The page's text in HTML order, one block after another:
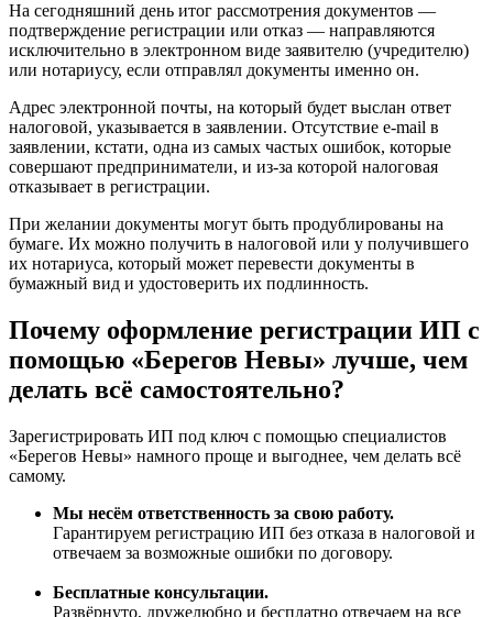
На сегодняшний день итог рассмотрения документов —
подтверждение регистрации или отказ — направляются
исключительно в электронном виде заявителю (учредителю)
или нотариусу, если отправлял документы именно он.
Адрес электронной почты, на который будет выслан ответ
налоговой, указывается в заявлении. Отсутствие e-mail в
заявлении, кстати, одна из самых частых ошибок, которые
совершают предприниматели, и из-за которой налоговая
отказывает в регистрации.
При желании документы могут быть продублированы на
бумаге. Их можно получить в налоговой или у получившего
их нотариуса, который может перевести документы в
бумажный вид и удостоверить их подлинность.
Почему оформление регистрации ИП с
помощью «Берегов Невы» лучше, чем
делать всё самостоятельно?
Зарегистрировать ИП под ключ с помощью специалистов
«Берегов Невы» намного проще и выгоднее, чем делать всё
самому.
Мы несём ответственность за свою работу.
Гарантируем регистрацию ИП без отказа в налоговой и
отвечаем за возможные ошибки по договору.
Бесплатные консультации.
Развёрнуто, дружелюбно и бесплатно отвечаем на все